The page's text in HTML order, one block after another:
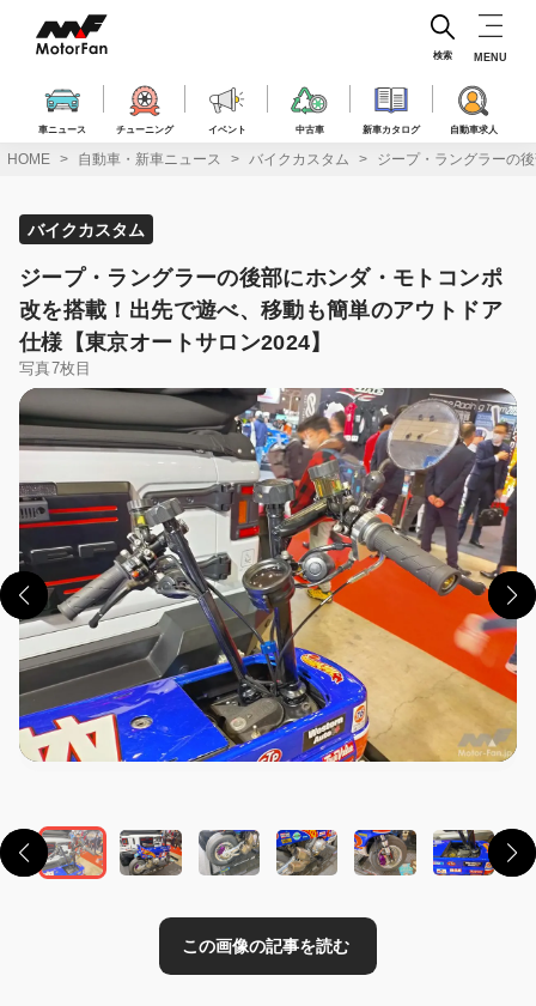
ス
車ニュース チューニング イベント 中古車 新車カタログ 自動車求人
検索 MENU
HOME 自動車・新車ニュース バイクカスタム ジープ・ラングラーの
バイクカスタム
ジープ・ラングラーの後部にホンダ・モトコンポ
改を搭載！出先で遊べ、移動も簡単のアウトドア
仕様【東京オートサロン2024】
写真7枚目